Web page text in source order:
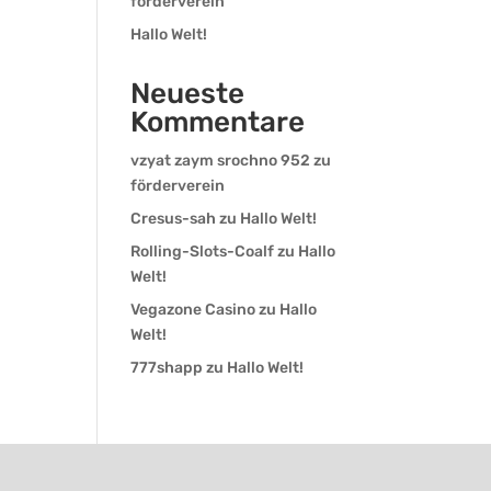
Hallo Welt!
Neueste
Kommentare
vzyat zaym srochno 952 zu
förderverein
Cresus-sah zu Hallo Welt!
Rolling-Slots-Coalfzu Hallo
Welt!
Vegazone Casinozu Hallo
Welt!
777shapp zu Hallo Welt!